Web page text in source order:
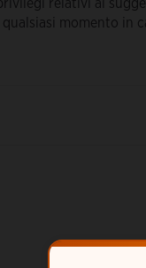
momento in